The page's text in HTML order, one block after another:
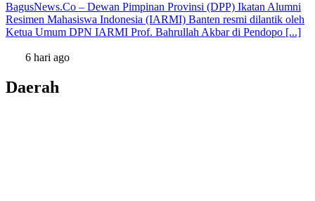
BagusNews.Co – Dewan Pimpinan Provinsi (DPP) Ikatan Alumni
Resimen Mahasiswa Indonesia (IARMI) Banten resmi dilantik oleh
Ketua Umum DPN IARMI Prof. Bahrullah Akbar di Pendopo [...]
6 hari ago
Daerah